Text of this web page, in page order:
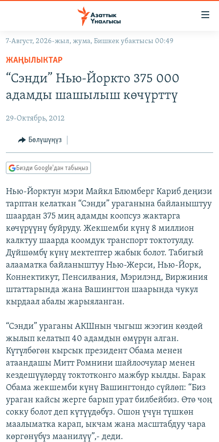
Навигацияга
өтүңүз
Издөөгө
салыңыз
КЫРГЫЗСТАН
ЭКОНОМИКА
МАДАНИЯТ
ДҮЙНӨ
БОРБОР АЗИЯ
АТАЙЫН ИЛИКТӨӨ
ТВ ПРОГРАММАЛАР
ЭКСПЕРТТЕР ТАЛДАЙТ
БИЗ ЖАНА ДҮЙНӨ
ДАНИСТЕ
ЭЖЕ-СИҢДИЛЕР
АЗАТТЫК+
ЫҢГАЙСЫЗ СУРООЛОР
ӨЗГӨЧӨ ПИКИР
Русский
ОНЛАЙН ШЕРИНЕ
ЭЕ/АРнун бардык сайттары
7-Август, 2026-жыл, жума, Бишкек убактысы 00:49
ЖАҢЫЛЫКТАР
“Сэнди” Нью-Йоркто 375 000
адамды шашылыш көчүрттү
29-Октябрь, 2012
Бөлүшүңүз
Бизди Google'дан табыңыз
Нью-Йорктун мэри Майкл Блюмберг Кариб деңизи
тарптан келаткан “Сэнди” ураганына байланыштуу
шаардан 375 миң адамды коопсуз жактарга
көчүрүүнү буйруду. Жекшемби күнү 8 миллион
калктуу шаарда коомдук транспорт токтотулду.
Дүйшөмбү күнү мектептер жабык болот. Табигый
алааматка байланыштуу Нью-Жерси, Нью-Йорк,
Коннектикут, Пенсилвания, Мэрилэнд, Виржиния
штаттарында жана Вашингтон шаарында чукул
кырдаал абалы жарыяланган.
“Сэнди” ураганы АКШнын чыгыш жээгин көздөй
жылып келатып 40 адамдын өмүрүн алган.
Күтүлбөгөн кырсык президент Обама менен
атаандашы Митт Ромнини шайлоочулар менен
кездешүүлөрдү токтотконго мажбур кылды. Барак
Обама жекшемби күнү Вашингтондо сүйлөп: “Биз
ураган кайсы жерге барып урат билбейбиз. Өтө чоң
сокку болот деп күтүүдөбүз. Ошон үчүн түшкөн
маалыматка карап, ыкчам жана масштабдуу чара
көргөнүбүз маанилүү”,- деди.